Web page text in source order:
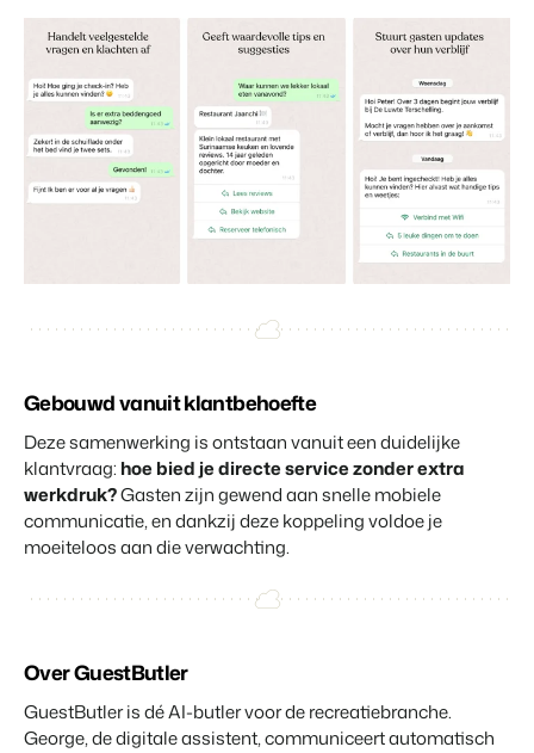
Vastgoedprojecten
transformeren tot
volgeboekte vakantieparken
Klantverhaal Hofparken
Gebouwd vanuit klantbehoefte
Deze samenwerking is ontstaan vanuit een duidelijke
klantvraag: hoe bied je directe service zonder extra
werkdruk?Gasten zijn gewend aan snelle mobiele
communicatie, en dankzij deze koppeling voldoe je
moeiteloos aan die verwachting.
Over GuestButler
GuestButler is dé AI-butler voor de recreatiebranche.
George, de digitale assistent, communiceert automatisch